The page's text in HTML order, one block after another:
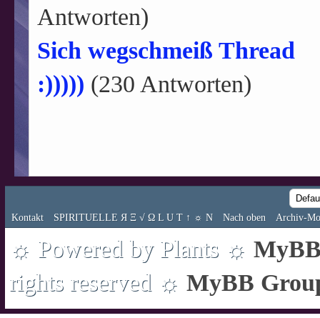
Antworten)
Sich wegschmeiß Thread
:))))) (230 Antworten)
Kontakt SPIRITUELLE Я Ξ √ Ω L U T ↑ ☼ N Nach oben Archiv-
☼ Powered by Plants ☼
rights reserved ☼ MyBB